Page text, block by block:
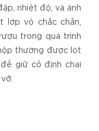
nhiệt độ, và ánh
lớp vỏ chắc chắn,
trong quá trình
thường được lót
giữ cố định chai